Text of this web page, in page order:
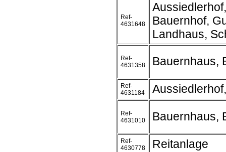
Ref-
4631648
Bauernhof,
Landhaus,
Ref-
4631358
Bauernhaus,
Ref-
4631184
Ref-
4631010
Bauernhaus,
Ref-
4630778
Reitanlage